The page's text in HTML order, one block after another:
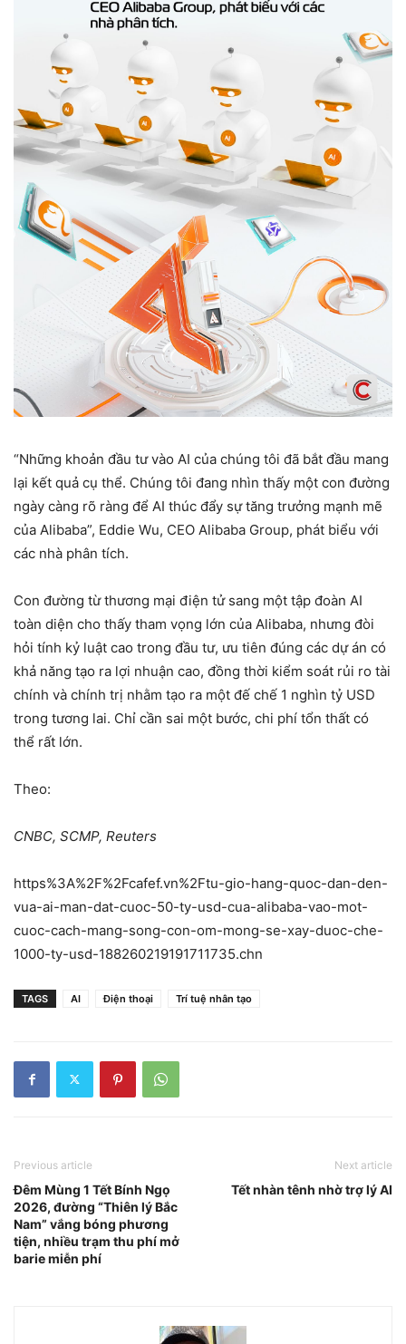
“Những khoản đầu tư vào AI của chúng tôi đã bắt đầu mang
lại kết quả cụ thể. Chúng tôi đang nhìn thấy một con đường
ngày càng rõ ràng để AI thúc đẩy sự tăng trưởng mạnh mẽ
của Alibaba”, Eddie Wu, CEO Alibaba Group, phát biểu với
các nhà phân tích.
Con đường từ thương mại điện tử sang một tập đoàn AI
toàn diện cho thấy tham vọng lớn của Alibaba, nhưng đòi
hỏi tính kỷ luật cao trong đầu tư, ưu tiên đúng các dự án có
khả năng tạo ra lợi nhuận cao, đồng thời kiểm soát rủi ro tài
chính và chính trị nhằm tạo ra một đế chế 1 nghìn tỷ USD
trong tương lai. Chỉ cần sai một bước, chi phí tổn thất có
thể rất lớn.
Theo:
CNBC, SCMP, Reuters
https%3A%2F%2Fcafef.vn%2Ftu-gio-hang-quoc-dan-den-
vua-ai-man-dat-cuoc-50-ty-usd-cua-alibaba-vao-mot-
cuoc-cach-mang-song-con-om-mong-se-xay-duoc-che-
1000-ty-usd-188260219191711735.chn
TAGS AI Điện thoại Trí tuệ nhân tạo
Previous article
Đêm Mùng 1 Tết Bính Ngọ
2026, đường “Thiên lý Bắc
Nam” vắng bóng phương
tiện, nhiều trạm thu phí mở
barie miễn phí
Next article
Tết nhàn tênh nhờ trợ lý AI